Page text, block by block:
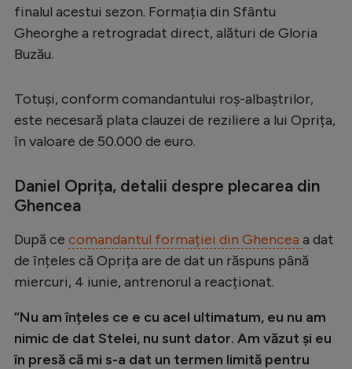
Campionate
Starurile fotbalului
Stranieri
Clasamente
Handbal
Natație
Gimnastică
Auto
finalul acestui sezon. Formația din Sfântu
Gheorghe a retrogradat direct, alături de Gloria
Buzău.
Totuși, conform comandantului roș-albaștrilor,
este necesară plata clauzei de reziliere a lui Oprița,
în valoare de 50.000 de euro.
Daniel Oprița, detalii despre plecarea din
Ghencea
După ce comandantul formației din Ghencea a dat
de înțeles că Oprița are de dat un răspuns până
miercuri, 4 iunie, antrenorul a reacționat.
”Nu am înțeles ce e cu acel ultimatum, eu nu am
nimic de dat Stelei, nu sunt dator. Am văzut și eu
în presă că mi s-a dat un termen limită pentru